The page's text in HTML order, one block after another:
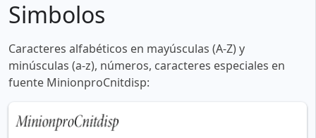
Simbolos
Caracteres alfabéticos en mayúsculas (A-Z) y
minúsculas (a-z), números, caracteres especiales en
fuente MinionproCnitdisp: